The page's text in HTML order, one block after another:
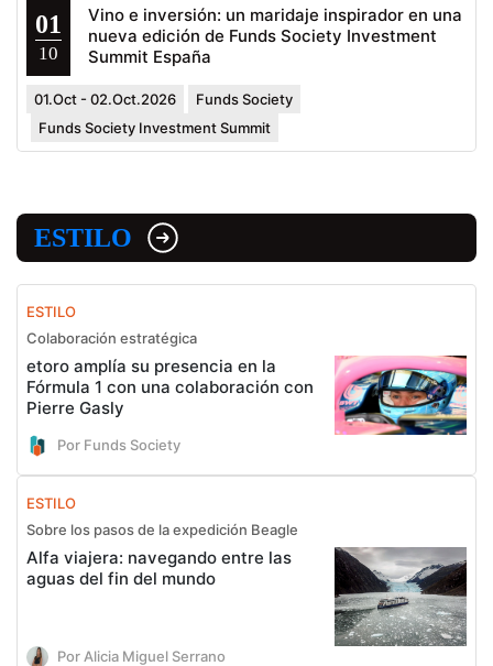
01
10
Vino e inversión: un maridaje inspirador en una
nueva edición de Funds Society Investment
Summit España
01.Oct - 02.Oct.2026
Funds Society
Funds Society Investment Summit
ESTILO
ESTILO
Colaboración estratégica
etoro amplía su presencia en la
Fórmula 1 con una colaboración con
Pierre Gasly
Por Funds Society
ESTILO
Sobre los pasos de la expedición Beagle
Alfa viajera: navegando entre las
aguas del fin del mundo
Por Alicia Miguel Serrano